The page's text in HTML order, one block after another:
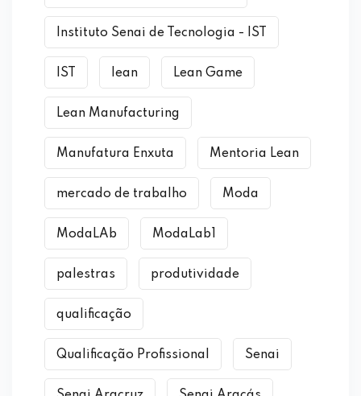
Instituto Senai de Tecnologia - IST
IST lean Lean Game
Lean Manufacturing
Manufatura Enxuta Mentoria Lean
mercado de trabalho Moda
ModaLAb ModaLab1
palestras produtividade
qualificação
Qualificação Profissional Senai